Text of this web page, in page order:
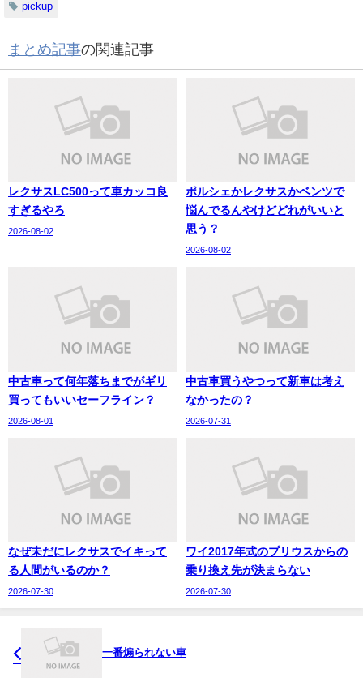
pickup
まとめ記事の関連記事
レクサスLC500って車カッコ良
すぎるやろ
2026-08-02
ポルシェかレクサスかベンツで
悩んでるんやけどどれがいいと
思う？
2026-08-02
中古車って何年落ちまでがギリ
買ってもいいセーフライン？
2026-08-01
中古車買うやつって新車は考え
なかったの？
2026-07-31
なぜ未だにレクサスでイキって
る人間がいるのか？
2026-07-30
ワイ2017年式のプリウスからの
乗り換え先が決まらない
2026-07-30
一番煽られない車